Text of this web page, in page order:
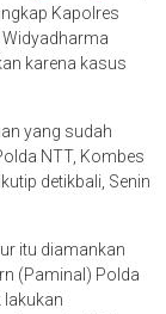
Kapolres
Widyadharma
karena kasus
yang sudah
NTT, Kombes
detikbali, Senin
itu diamankan
(Paminal) Polda
lakukan